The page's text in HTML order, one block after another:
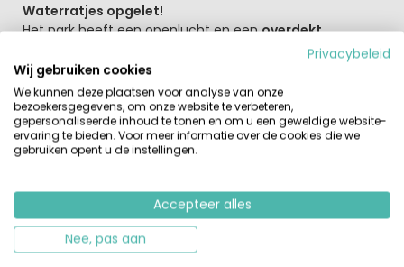
Waterratjes opgelet!
Het park heeft een openlucht en eenoverdekt
met waterattracties. Tegen betaling is er een
tennisbaan, sauna, stoombad, zonnebanken,
bowlingbanen, minigolfbaan, wasserette, filmverhuur en
verhuur van o.a. fietsen. Verder is er eenvernieuwd
indoorspeelparadijs aanwezig op Landal Rabbit Hill.
Tijdens de schoolvakanties worden er regelmatig leuke
activiteiten door het Fun en Entertainment team
dag buiten, dan kun je het restaurant De Brasserie
bezoeken. En je kunt voor een snelle hap ook terecht bij
de snackbar. Een verblijf op Landal Rabbit Hill betekent
volop genieten en ontspannen.
Privacybeleid
Wij gebruiken cookies
We kunnen deze plaatsen voor analyse van onze
bezoekersgegevens, om onze website te verbeteren,
gepersonaliseerde inhoud te tonen en om u een geweldige website-
ervaring te bieden. Voor meer informatie over de cookies die we
gebruiken opent u de instellingen.
Accepteer alles
Nee, pas aan